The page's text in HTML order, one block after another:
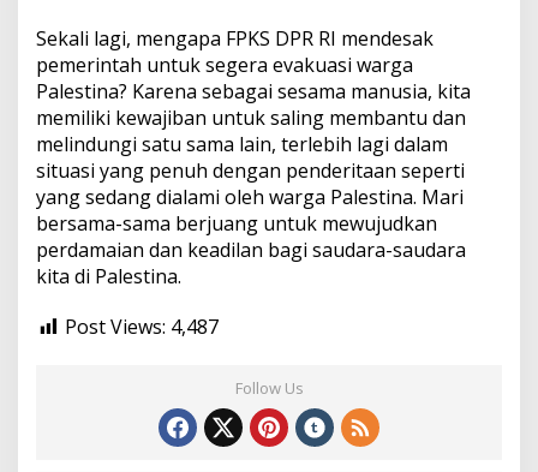
Sekali lagi, mengapa FPKS DPR RI mendesak
pemerintah untuk segera evakuasi warga
Palestina? Karena sebagai sesama manusia, kita
memiliki kewajiban untuk saling membantu dan
melindungi satu sama lain, terlebih lagi dalam
situasi yang penuh dengan penderitaan seperti
yang sedang dialami oleh warga Palestina. Mari
bersama-sama berjuang untuk mewujudkan
perdamaian dan keadilan bagi saudara-saudara
kita di Palestina.
Post Views: 4,487
Follow Us